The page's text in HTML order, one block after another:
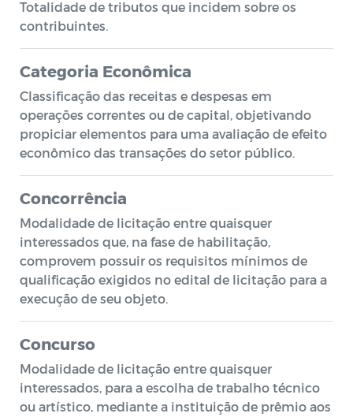
Totalidade de tributos que incidem sobre os
contribuintes.
Categoria Econômica
Classificação das receitas e despesas em
operações correntes ou de capital, objetivando
propiciar elementos para uma avaliação de efeito
econômico das transações do setor público.
Concorrência
Modalidade de licitação entre quaisquer
interessados que, na fase de habilitação,
comprovem possuir os requisitos mínimos de
qualificação exigidos no edital de licitação para a
execução de seu objeto.
Concurso
Modalidade de licitação entre quaisquer
interessados, para a escolha de trabalho técnico
ou artístico, mediante a instituição de prêmio aos